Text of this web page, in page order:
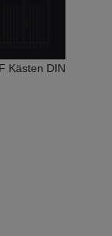
Kästen DIN